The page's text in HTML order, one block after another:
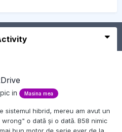
in Masina mea
sistemul hibrid, mereu am avut un
o dată și o dată. B58 nimic
bun motor de serie ever de la...